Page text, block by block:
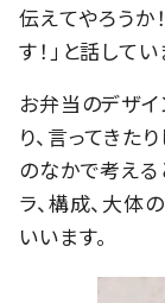
伝えてやろうか
す！」と話してい
お弁当のデザ
り、言ってきた
のなかで考える
ラ、構成、大体
いいます。